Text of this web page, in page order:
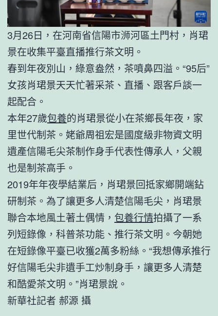
3月26日，在河南省信陽市浉河區土門村，肖珺
景在收集平臺直播推行茶文明。
春到年夜別山，綠意盎然，茶噴鼻四溢。“95后”
女孩肖珺景天天忙著采茶、直播、跟客戶談一
起配合。
本年27歲包養的肖珺景從小在茶鄉長年夜，家
里世代制茶。姥爺周祖宏是國度級非物資文明
遺產信陽毛尖茶制作身手代表性傳承人，父親
也是制茶高手。
2019年年夜學結業后，肖珺景回抵家鄉開端鉆
研制茶。為了讓更多人清楚信陽毛尖，肖珺景
聯合本地風土著土偶情， 包養行情拍攝了一系
列短錄像，科普茶功能、推行茶文明。今朝她
在短錄像平臺已收獲2萬多粉絲。“我想傳承推行
好信陽毛尖非遺手工炒制身手，讓更多人清楚
和酷愛茶文明。”肖珺景說。
新華社記者 郝源 攝